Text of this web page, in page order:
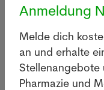
schützt, verspielt
"Dafür braucht
UKE-Expertin
VSV-Impfstoffs
mit Serum von
Anmeldung
Melde dich
an und erhalte
Stellenangebote
Pharmazie und